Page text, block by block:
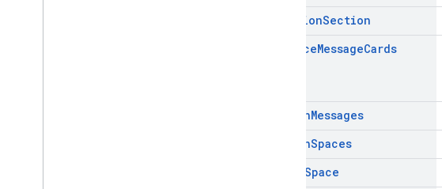
PositionSection
ReplaceMessageCards
SearchMessages
SearchSpaces
Space